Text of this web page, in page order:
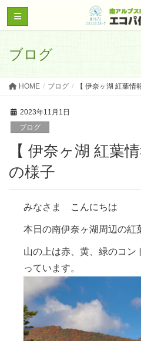
ブログ
HOME ブログ 【 伊奈ヶ湖 紅葉
2023年11月1日
ブログ
【 伊奈ヶ湖 紅葉
の様子
みなさま こんにちは
本日の南伊奈ヶ湖周辺の紅
山の上は赤、黄、緑のコン
っています。